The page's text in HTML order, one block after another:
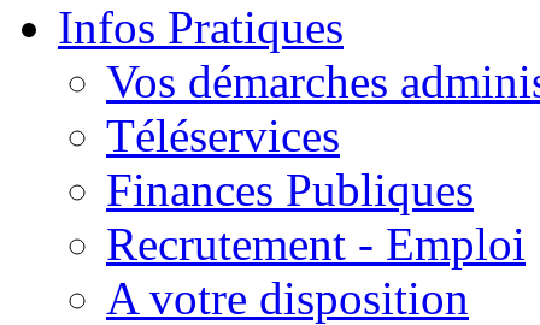
Infos Pratiques
Vos démarches
Téléservices
Finances Publiques
Recrutement - Emploi
A votre disposition